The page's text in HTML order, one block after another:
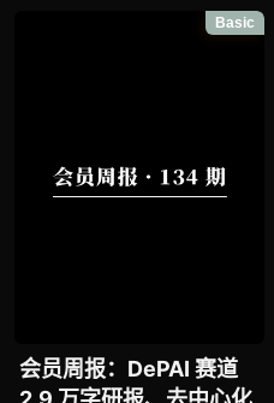
Basic
会员周报：DePAI 赛道